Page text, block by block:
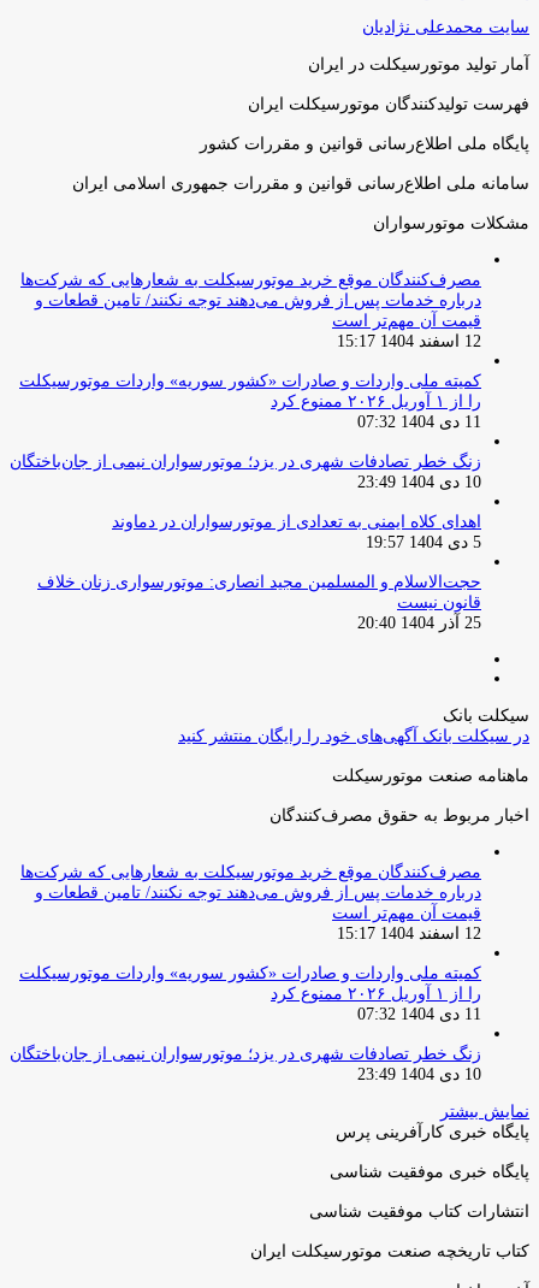
سایت محمدعلی نژادیان
آمار تولید موتورسیکلت در ایران
فهرست تولیدکنندگان موتورسیکلت ایران
پایگاه ملی اطلاع‌رسانی قوانین و مقررات کشور
سامانه ملی اطلاع‌رسانی قوانین و مقررات جمهوری اسلامی ایران
مشکلات موتورسواران
مصرف‌کنندگان موقع خرید موتورسیکلت به شعارهایی که شرکت‌ها
درباره خدمات پس از فروش می‌دهند توجه نکنند/ تامین قطعات و
قیمت آن مهم‌تر است
12 اسفند 1404 15:17
کمیته ملی واردات و صادرات «کشور سوریه» واردات موتورسیکلت
را از ۱ آوریل ۲۰۲۶ ممنوع کرد
11 دی 1404 07:32
زنگ خطر تصادفات شهری در یزد؛ موتورسواران نیمی از جان‌باختگان
10 دی 1404 23:49
اهدای کلاه ایمنی به تعدادی از موتورسواران در دماوند
5 دی 1404 19:57
حجت‌الاسلام و المسلمین مجید انصاری: موتورسواری زنان خلاف
قانون نیست
25 آذر 1404 20:40
سیکلت بانک
در سیکلت بانک آگهی‌های خود را رایگان منتشر کنید
ماهنامه صنعت موتورسیکلت
اخبار مربوط به حقوق مصرف‌کنندگان
مصرف‌کنندگان موقع خرید موتورسیکلت به شعارهایی که شرکت‌ها
درباره خدمات پس از فروش می‌دهند توجه نکنند/ تامین قطعات و
قیمت آن مهم‌تر است
12 اسفند 1404 15:17
کمیته ملی واردات و صادرات «کشور سوریه» واردات موتورسیکلت
را از ۱ آوریل ۲۰۲۶ ممنوع کرد
11 دی 1404 07:32
زنگ خطر تصادفات شهری در یزد؛ موتورسواران نیمی از جان‌باختگان
10 دی 1404 23:49
نمایش بیشتر
پایگاه خبری کارآفرینی پرس
پایگاه خبری موفقیت شناسی
انتشارات کتاب موفقیت شناسی
کتاب تاریخچه صنعت موتورسیکلت ایران